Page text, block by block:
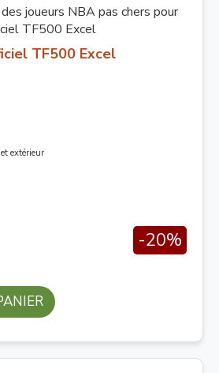
TF500 Excel
extérieur
-20%